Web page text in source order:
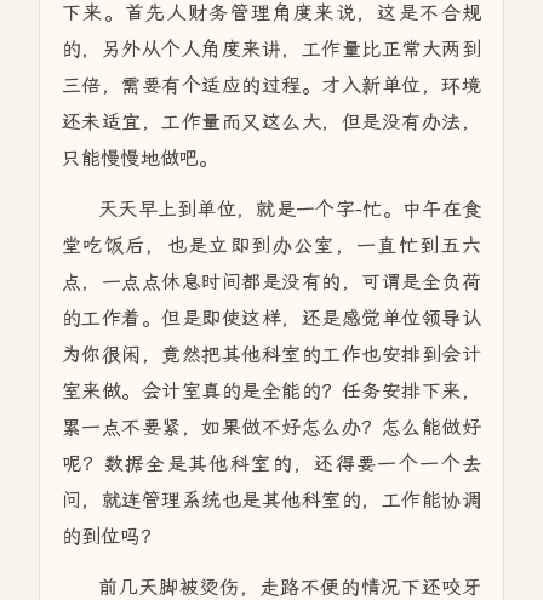
下来。首先人财务管理角度来说，这是不合规
的，另外从个人角度来讲，工作量比正常大两到
三倍，需要有个适应的过程。才入新单位，环境
还未适宜，工作量而又这么大，但是没有办法，
只能慢慢地做吧。
天天早上到单位，就是一个字-忙。中午在食
堂吃饭后，也是立即到办公室，一直忙到五六
点，一点点休息时间都是没有的，可谓是全负荷
的工作着。但是即使这样，还是感觉单位领导认
为你很闲，竟然把其他科室的工作也安排到会计
室来做。会计室真的是全能的？任务安排下来，
累一点不要紧，如果做不好怎么办？怎么能做好
呢？数据全是其他科室的，还得要一个一个去
问，就连管理系统也是其他科室的，工作能协调
的到位吗？
前几天脚被烫伤，走路不便的情况下还咬牙